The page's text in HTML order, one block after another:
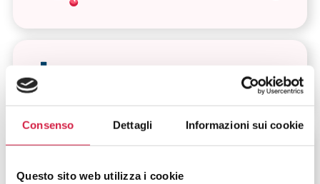
Consenso Dettagli Informazioni sui cookie
Questo sito web utilizza i cookie
DONNA